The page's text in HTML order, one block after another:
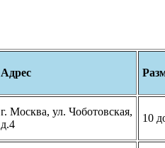
Адрес
г. Москва, ул. Чоботовская,
д.4
10